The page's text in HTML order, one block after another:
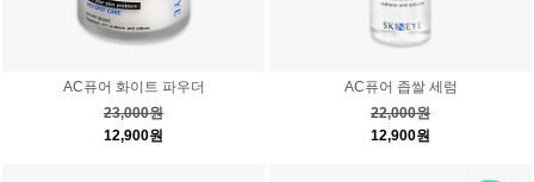
AC퓨어 화이트 파우더
23,000원
12,900원
AC퓨어 좁쌀 세럼
22,000원
12,900원